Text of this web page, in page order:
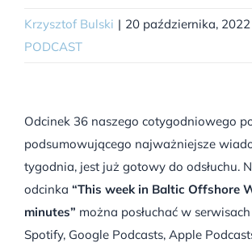
Krzysztof Bulski | 20 października, 2022
PODCAST
Odcinek 36 naszego cotygodniowego
podsumowującego najważniejsze
tygodnia, jest już gotowy do odsłuchu.
odcinka “This week in Baltic Offshore
minutes” można posłuchać w
Spotify, Google Podcasts, Apple